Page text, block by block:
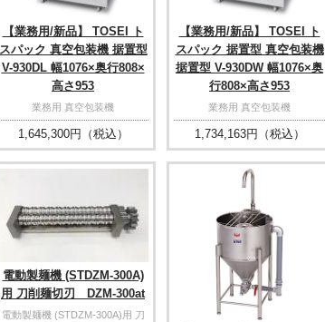
【業務用/新品】 TOSEI ト
スパック 真空包装機 据置型
V-930DL 幅1076×奥行808×
高さ953
業務用 真空包装機
1,645,300円（税込）
【業務用/新品】 TOSEI ト
スパック 据置型 真空包装機
据置型 V-930DW 幅1076×奥
行808×高さ953
業務用 真空包装機
1,734,163円（税込）
電動製麺機 (STDZM-300A)
用 刀削麺切刃 DZM-300at
電動製麺機 (STDZM-300A)用 刀